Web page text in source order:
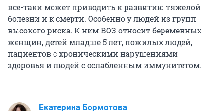
все-таки может приводить к развитию тяжелой
болезни и к смерти. Особенно у людей из групп
высокого риска. К ним ВОЗ относит беременных
женщин, детей младше 5 лет, пожилых людей,
пациентов с хроническими нарушениями
здоровья и людей с ослабленным иммунитетом.
Екатерина Бормотова